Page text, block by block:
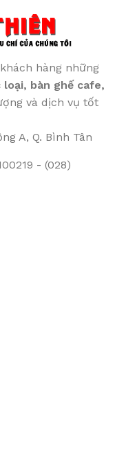
hàng những
loại, bàn ghế cafe,
và dịch vụ tốt
A, Q. Bình Tân
- (028)